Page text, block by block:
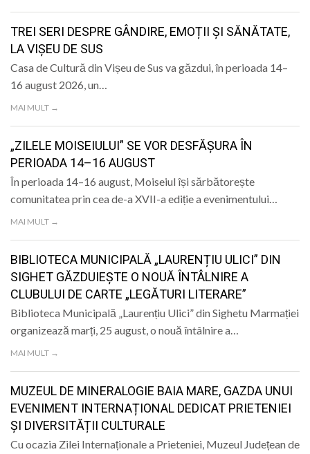
TREI SERI DESPRE GÂNDIRE, EMOȚII ȘI SĂNĂTATE,
LA VIȘEU DE SUS
Casa de Cultură din Vișeu de Sus va găzdui, în perioada 14–
16 august 2026, un…
MAI MULT →
„ZILELE MOISEIULUI” SE VOR DESFĂȘURA ÎN
PERIOADA 14–16 AUGUST
În perioada 14–16 august, Moiseiul își sărbătorește
comunitatea prin cea de-a XVII-a ediție a evenimentului…
MAI MULT →
BIBLIOTECA MUNICIPALĂ „LAURENȚIU ULICI” DIN
SIGHET GĂZDUIEȘTE O NOUĂ ÎNTÂLNIRE A
CLUBULUI DE CARTE „LEGĂTURI LITERARE”
Biblioteca Municipală „Laurențiu Ulici” din Sighetu Marmației
organizează marți, 25 august, o nouă întâlnire a…
MAI MULT →
MUZEUL DE MINERALOGIE BAIA MARE, GAZDA UNUI
EVENIMENT INTERNAȚIONAL DEDICAT PRIETENIEI
ȘI DIVERSITĂȚII CULTURALE
Cu ocazia Zilei Internaționale a Prieteniei, Muzeul Județean de